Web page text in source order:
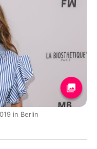
in Berlin